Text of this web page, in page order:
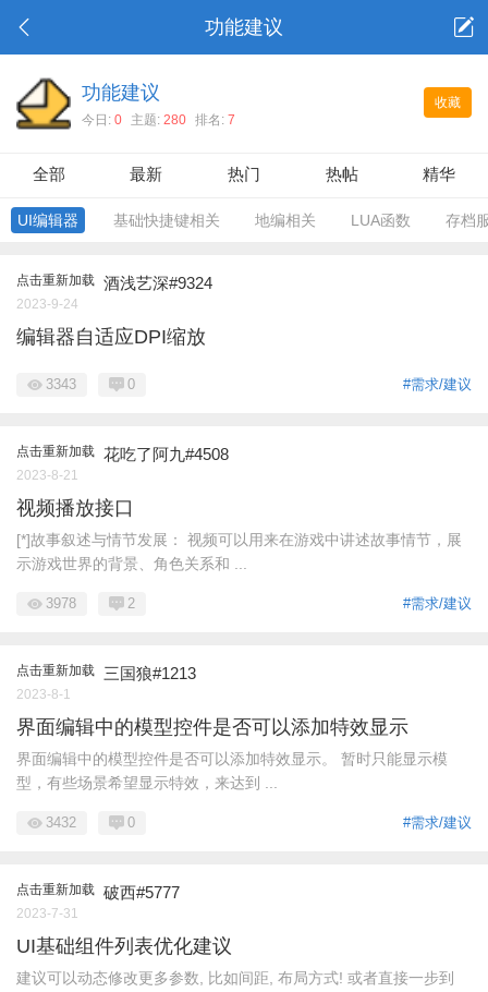
功能建议
收藏
功能建议
今日: 0 主题: 280 排名: 7
全部 最新 热门 热帖 精华
UI编辑器 基础快捷键相关 地编相关 LUA函数 存档
点击重新加载 酒浅艺深#9324
2023-9-24
编辑器自适应DPI缩放
#需求/建议
3343 0
点击重新加载 花吃了阿九#4508
2023-8-21
视频播放接口
[*]故事叙述与情节发展： 视频可以用来在游戏中讲述故事情节，展
示游戏世界的背景、角色关系和 ...
#需求/建议
3978 2
点击重新加载 三国狼#1213
2023-8-1
界面编辑中的模型控件是否可以添加特效显示
界面编辑中的模型控件是否可以添加特效显示。 暂时只能显示模
型，有些场景希望显示特效，来达到 ...
#需求/建议
3432 0
点击重新加载 破西#5777
2023-7-31
UI基础组件列表优化建议
建议可以动态修改更多参数, 比如间距, 布局方式! 或者直接一步到